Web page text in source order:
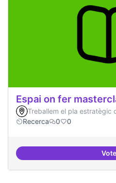
Espai on fer
Treballem el pla estratègic
Recerca
0 0
Vote